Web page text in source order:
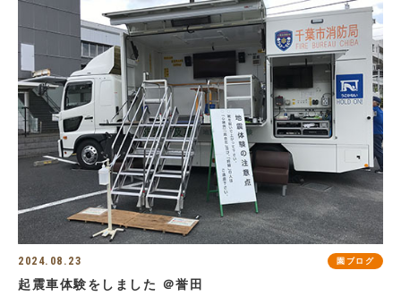
2024.08.23 園ブログ
起震車体験をしました ＠誉田